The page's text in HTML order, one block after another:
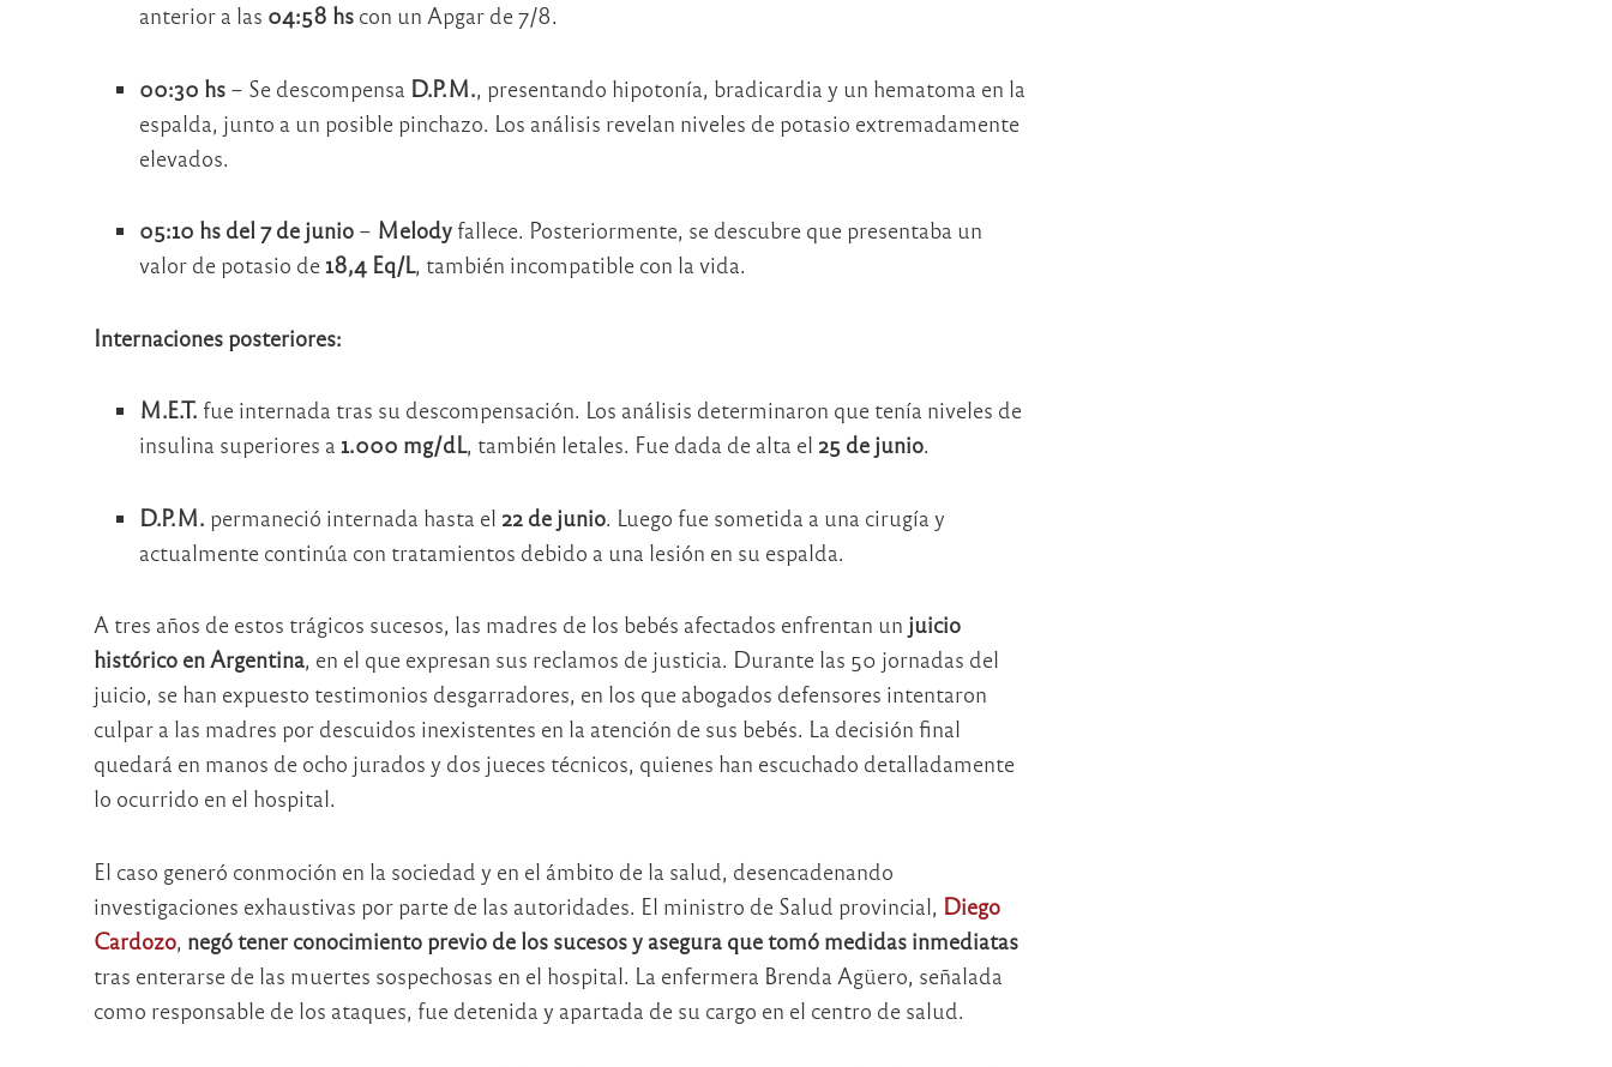
anterior a las 04:58 hs con un Apgar de 7/8.
00:30 hs – Se descompensa D.P.M. , presentando hipotonía, bradicardia y un hematoma en la
espalda, junto a un posible pinchazo. Los análisis revelan niveles de potasio extremadamente
elevados.
05:10 hs del 7 de junio – Melody fallece. Posteriormente, se descubre que presentaba un
valor de potasio de 18,4 Eq/L, también incompatible con la vida.
Internaciones posteriores:
M.E.T. fue internada tras su descompensación. Los análisis determinaron que tenía niveles de
insulina superiores a 1.000 mg/dL, también letales. Fue dada de alta el 25 de junio.
D.P.M. permaneció internada hasta el 22 de junio . Luego fue sometida a una cirugía y
actualmente continúa con tratamientos debido a una lesión en su espalda.
A tres años de estos trágicos sucesos, las madres de los bebés afectados enfrentan un juicio
histórico en Argentina, en el que expresan sus reclamos de justicia. Durante las 50 jornadas del
juicio, se han expuesto testimonios desgarradores, en los que abogados defensores intentaron
culpar a las madres por descuidos inexistentes en la atención de sus bebés. La decisión final
quedará en manos de ocho jurados y dos jueces técnicos, quienes han escuchado detalladamente
lo ocurrido en el hospital.
El caso generó conmoción en la sociedad y en el ámbito de la salud, desencadenando
investigaciones exhaustivas por parte de las autoridades. El ministro de Salud provincial, Diego
Cardozo, negó tener conocimiento previo de los sucesos y asegura que tomó medidas inmediatas
tras enterarse de las muertes sospechosas en el hospital. La enfermera Brenda Agüero, señalada
como responsable de los ataques, fue detenida y apartada de su cargo en el centro de salud.